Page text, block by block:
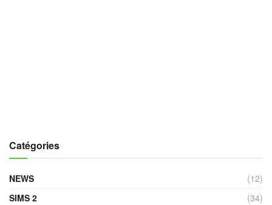
Catégories
NEWS
(12)
SIMS 2
(34)